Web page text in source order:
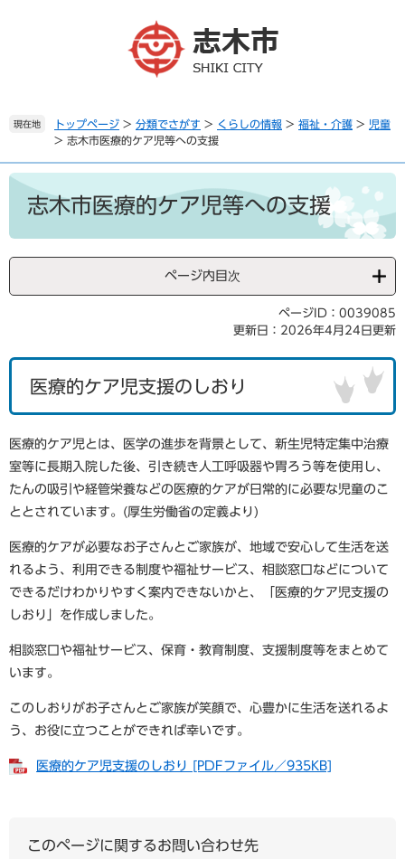
。
て
本
現在地 トップページ > 分類でさがす > くらしの情報 > 福祉・介護 > 児童
> 志木市医療的ケア児等への支援
本
志木市医療的ケア児等への支援
ページ内目次
ページID：0039085
更新日：2026年4月24日更新
医療的ケア児支援のしおり
医療的ケア児とは、医学の進歩を背景として、新生児特定集中治療
室等に長期入院した後、引き続き人工呼吸器や胃ろう等を使用し、
たんの吸引や経管栄養などの医療的ケアが日常的に必要な児童のこ
ととされています。(厚生労働省の定義より)
医療的ケアが必要なお子さんとご家族が、地域で安心して生活を送
れるよう、利用できる制度や福祉サービス、相談窓口などについて
できるだけわかりやすく案内できないかと、「医療的ケア児支援の
しおり」を作成しました。
相談窓口や福祉サービス、保育・教育制度、支援制度等をまとめて
います。
このしおりがお子さんとご家族が笑顔で、心豊かに生活を送れるよ
う、お役に立つことができれば幸いです。
医療的ケア児支援のしおり [PDFファイル／935KB]
このページに関するお問い合わせ先